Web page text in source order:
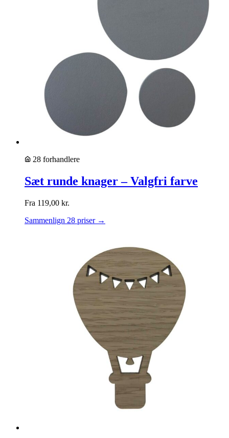
28 forhandlere
Sæt runde knager – Valgfri farve
Fra 119,00 kr.
Sammenlign 28 priser →